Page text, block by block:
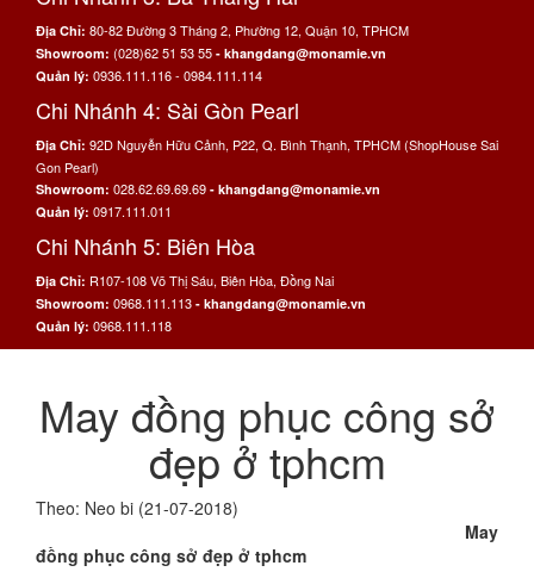
Địa Chỉ: 80-82 Đường 3 Tháng 2, Phường 12, Quận 10, TPHCM
Showroom: (028)62 51 53 55 - khangdang@monamie.vn
Quản lý: 0936.111.116 - 0984.111.114
Chi Nhánh 4: Sài Gòn Pearl
Địa Chỉ: 92D Nguyễn Hữu Cảnh, P22, Q. Bình Thạnh, TPHCM (ShopHouse Sai
Gon Pearl)
Showroom: 028.62.69.69.69 - khangdang@monamie.vn
Quản lý: 0917.111.011
Chi Nhánh 5: Biên Hòa
Địa Chỉ: R107-108 Võ Thị Sáu, Biên Hòa, Đồng Nai
Showroom: 0968.111.113 - khangdang@monamie.vn
Quản lý: 0968.111.118
May đồng phục công sở
đẹp ở tphcm
Theo: Neo bi (21-07-2018)
May
đồng phục công sở đẹp ở tphcm